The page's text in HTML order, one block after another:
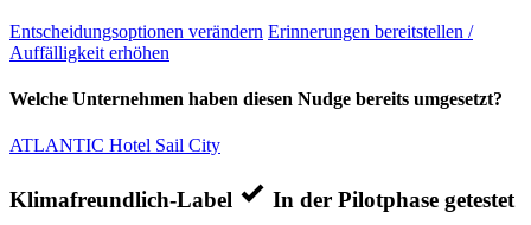
Entscheidungsoptionen verändern Erinnerungen bereitstellen /
Auffälligkeit erhöhen
Welche Unternehmen haben diesen Nudge bereits umgesetzt?
ATLANTIC Hotel Sail City
Klimafreundlich-Label In der Pilotphase getestet